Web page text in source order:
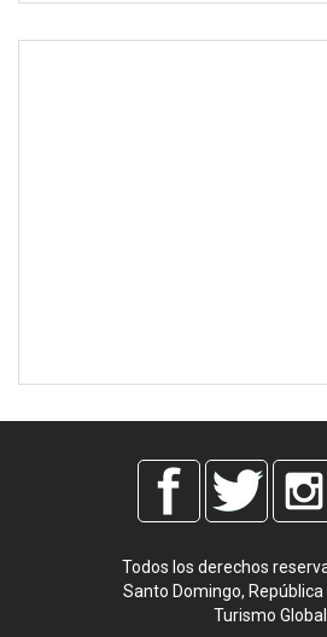
Todos los derechos
Santo Domingo,
Turismo Global